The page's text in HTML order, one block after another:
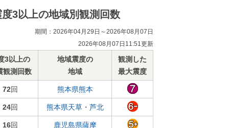
度3以上の地域別観測回数
期間：2026年04月29日～2026年08月07日
2026年08月07日11:51更新
3以上の
観測回数
地域震度の
地域
観測した
最大震度
72回 熊本県熊本
24回 熊本県天草・芦北
16回 鹿児島県薩摩